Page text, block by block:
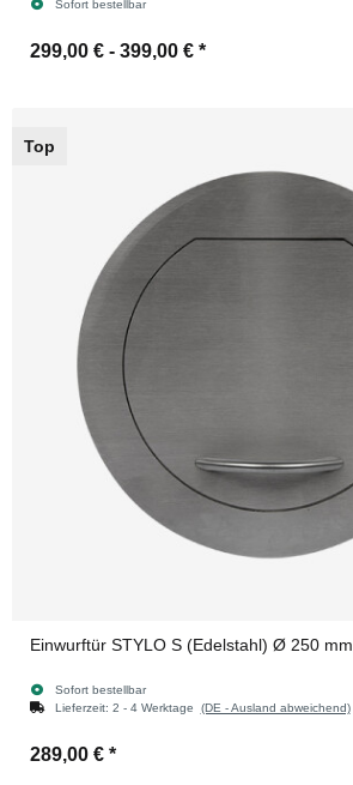
Sofort bestellbar
299,00 € - 399,00 € *
Top
Einwurftür STYLO S (Edelstahl) Ø 250 mm
Sofort bestellbar
Lieferzeit: 2 - 4 Werktage (DE - Ausland abweichend)
289,00 € *